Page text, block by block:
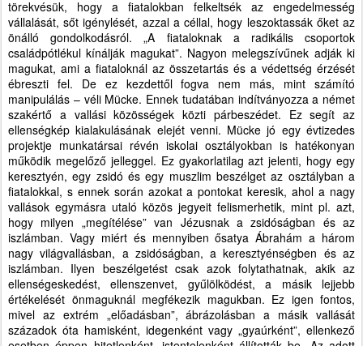
törekvésük, hogy a fiatalokban felkeltsék az engedelmesség
vállalását, sőt igénylését, azzal a céllal, hogy leszoktassák őket az
önálló gondolkodásról. „A fiataloknak a radikális csoportok
családpótlékul kínálják magukat”. Nagyon melegszívűnek adják ki
magukat, ami a fiataloknál az összetartás és a védettség érzését
ébreszti fel. De ez kezdettől fogva nem más, mint számító
manipulálás – véli Mücke. Ennek tudatában indítványozza a német
szakértő a vallási közösségek közti párbeszédet. Ez segít az
ellenségkép kialakulásának elejét venni. Mücke jó egy évtizedes
projektje munkatársai révén iskolai osztályokban is hatékonyan
működik megelőző jelleggel. Ez gyakorlatilag azt jelenti, hogy egy
keresztyén, egy zsidó és egy muszlim beszélget az osztályban a
fiatalokkal, s ennek során azokat a pontokat keresik, ahol a nagy
vallások egymásra utaló közös jegyeit felismerhetik, mint pl. azt,
hogy milyen „megítélése” van Jézusnak a zsidóságban és az
iszlámban. Vagy miért és mennyiben ősatya Ábrahám a három
nagy világvallásban, a zsidóságban, a keresztyénségben és az
iszlámban. Ilyen beszélgetést csak azok folytathatnak, akik az
ellenségeskedést, ellenszenvet, gyűlölködést, a másik lejjebb
értékelését önmaguknál megfékezik magukban. Ez igen fontos,
mivel az extrém „előadásban”, ábrázolásban a másik vallását
századok óta hamisként, idegenként vagy „gyaúrként”, ellenkező